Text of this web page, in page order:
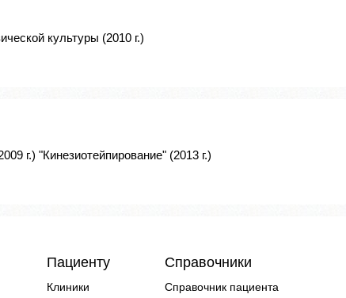
культуры (2010 г.)
г.) "Кинезиотейпирование" (2013 г.)
Пациенту
Клиники
Справочники
Справочник пациента